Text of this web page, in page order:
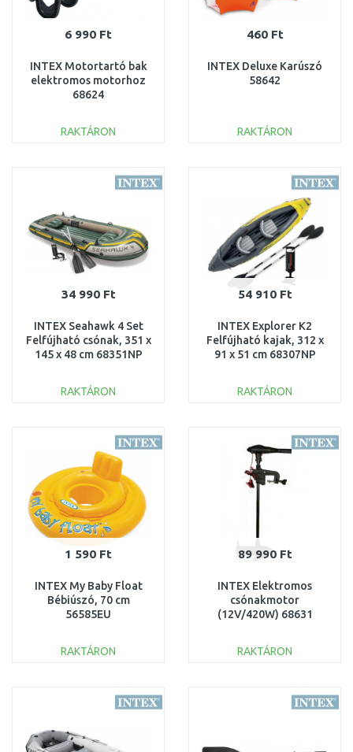
6 990 Ft
INTEX Motortartó bak
elektromos motorhoz
68624
RAKTÁRON
Összehasonlítás
460 Ft
INTEX Deluxe Karúszó
58642
RAKTÁRON
Összehasonlítás
34 990 Ft
INTEX Seahawk 4 Set
Felfújható csónak, 351 x
145 x 48 cm 68351NP
RAKTÁRON
Összehasonlítás
54 910 Ft
INTEX Explorer K2
Felfújható kajak, 312 x
91 x 51 cm 68307NP
RAKTÁRON
Összehasonlítás
1 590 Ft
INTEX My Baby Float
Bébiúszó, 70 cm
56585EU
RAKTÁRON
Összehasonlítás
89 990 Ft
INTEX Elektromos
csónakmotor
(12V/420W) 68631
RAKTÁRON
Összehasonlítás